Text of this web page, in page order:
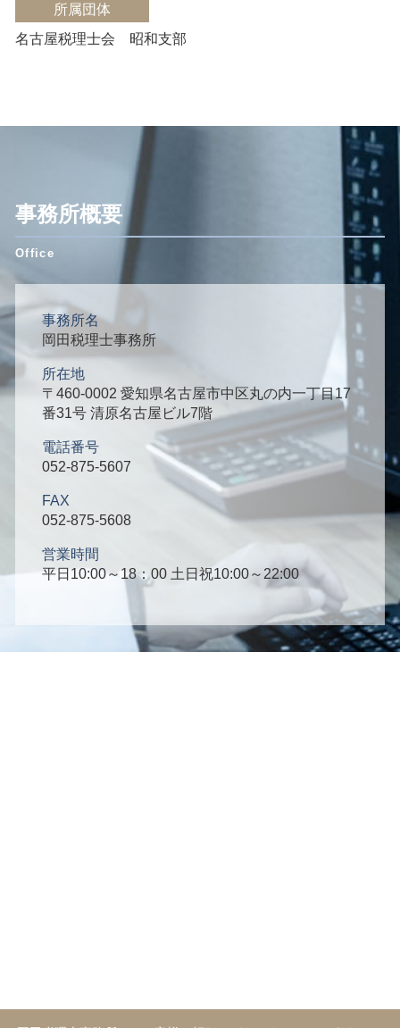
所属団体
名古屋税理士会 昭和支部
事務所概要
事務所名
岡田税理士事務所
所在地
〒460-0002 愛知県名古屋市中区丸の内一丁目17
番31号 清原名古屋ビル7階
電話番号
052-875-5607
FAX
052-875-5608
営業時間
平日10:00～18：00 土日祝10:00～22:00